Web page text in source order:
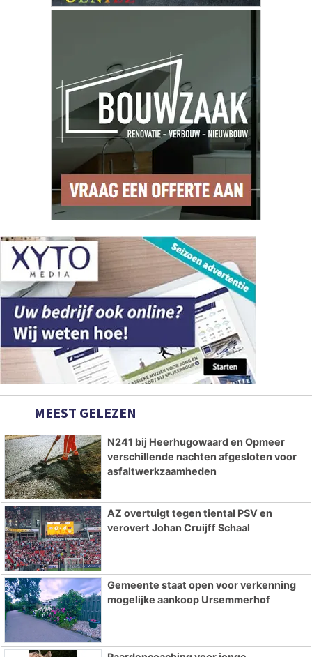
MEEST GELEZEN
N241 bij Heerhugowaard en Opmeer
verschillende nachten afgesloten voor
asfaltwerkzaamheden
AZ overtuigt tegen tiental PSV en
verovert Johan Cruijff Schaal
Gemeente staat open voor verkenning
mogelijke aankoop Ursemmerhof